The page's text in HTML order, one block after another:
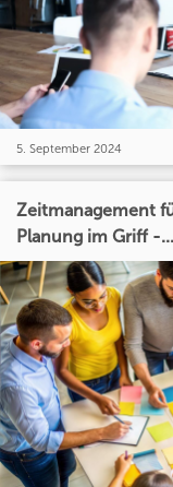
5. September 2024
Zeitmanagement
Planung im Griff -...